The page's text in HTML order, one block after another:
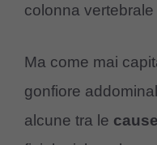
colonna
Ma come mai
gonfiore
alcune tra le cause